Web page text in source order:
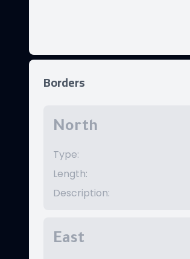
Borders
North
Type:
Length:
Description:
East